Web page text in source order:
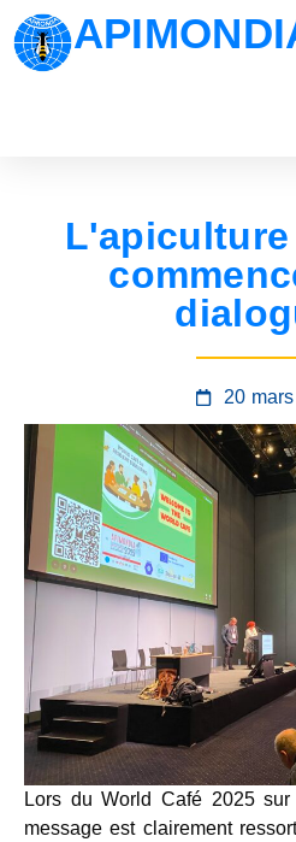
20
Lors du World Café 2025
message est clairement